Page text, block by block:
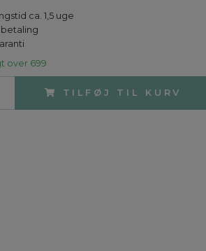
ca. 1,5 uge
over 699
TILFØJ TIL KURV